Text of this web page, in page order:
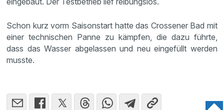
Schon kurz vorm Saisonstart hatte das Crossener Bad mit
einer technischen Panne zu kämpfen, die dazu führte,
dass das Wasser abgelassen und neu eingefüllt werden
musste.